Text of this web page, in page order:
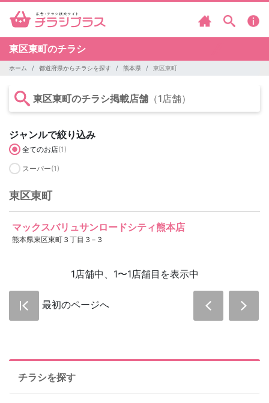
東区東町のチラシ
ホーム 都道府県からチラシを探す 熊本県 東区東町
東区東町のチラシ掲載店舗 （1店舗）
ジャンルで絞り込み
全てのお店(1)
スーパー(1)
東区東町
マックスバリュサンロードシティ熊本店
熊本県東区東町３丁目３−３
1店舗中、1〜1店舗目を表示中
最初のページへ
チラシを探す